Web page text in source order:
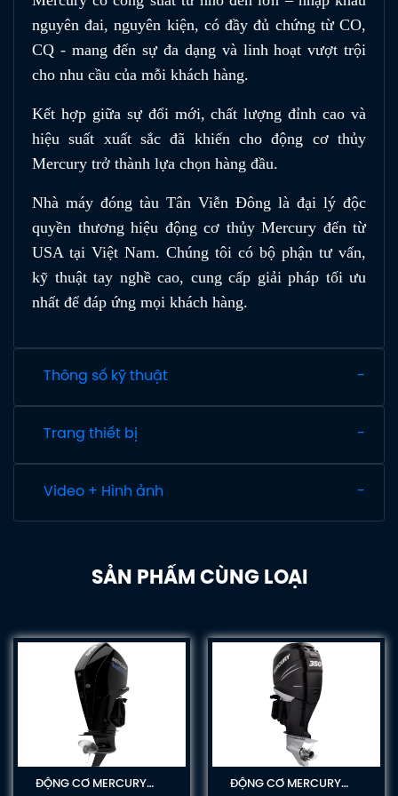
nguyên đai, nguyên kiện, có đầy đủ chứng từ CO,
CQ - mang đến sự đa dạng và linh hoạt vượt trội
cho nhu cầu của mỗi khách hàng.
Kết hợp giữa sự đổi mới, chất lượng đỉnh cao và
hiệu suất xuất sắc đã khiến cho động cơ thủy
Mercury trở thành lựa chọn hàng đầu.
Nhà máy đóng tàu Tân Viễn Đông là đại lý độc
quyền thương hiệu động cơ thủy Mercury đến từ
USA tại Việt Nam. Chúng tôi có bộ phận tư vấn,
kỹ thuật tay nghề cao, cung cấp giải pháp tối ưu
nhất để đáp ứng mọi khách hàng.
Thông số kỹ thuật
Trang thiết bị
Video + Hình ảnh
SẢN PHẨM CÙNG LOẠI
ĐỘNG CƠ MERCURY
ĐỘNG CƠ MERCURY